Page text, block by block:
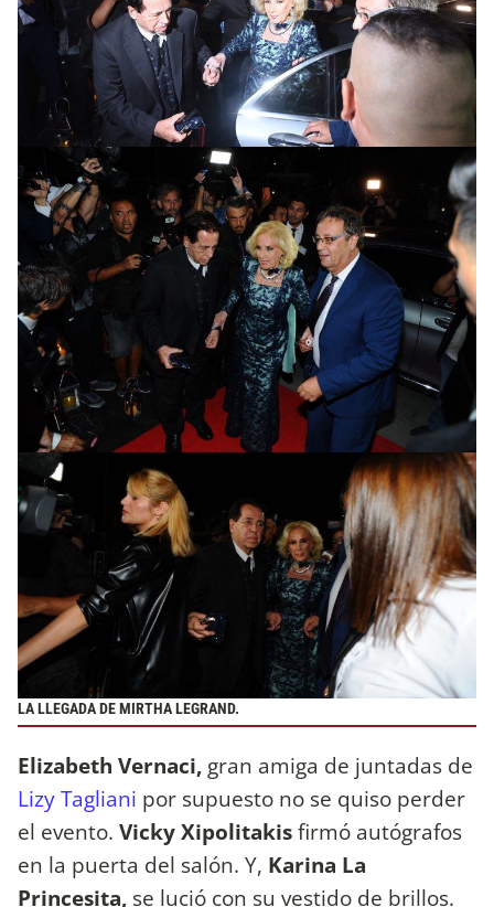
LA LLEGADA DE MIRTHA LEGRAND.
Elizabeth Vernaci, gran amiga de juntadas de
Lizy Tagliani por supuesto no se quiso perder
el evento. Vicky Xipolitakisfirmó autógrafos
en la puerta del salón. Y, Karina La
Princesita, se lució con su vestido de brillos.